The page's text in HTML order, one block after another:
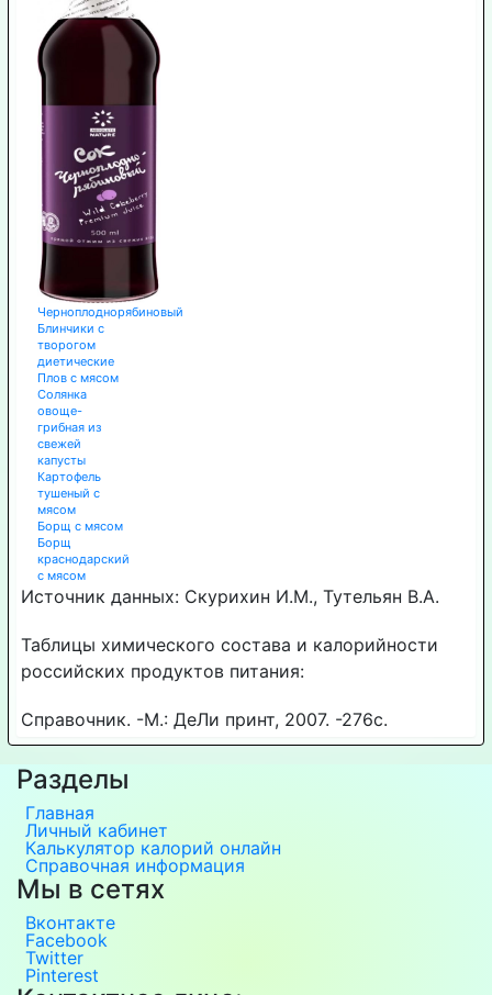
Черноплоднорябиновый
Блинчики с
творогом
диетические
Плов с мясом
Солянка
овоще-
грибная из
свежей
капусты
Картофель
тушеный с
мясом
Борщ с мясом
Борщ
краснодарский
с мясом
Источник данных: Скурихин И.М., Тутельян В.А.
Таблицы химического состава и калорийности
российских продуктов питания:
Справочник. -М.: ДеЛи принт, 2007. -276с.
Разделы
Главная
Личный кабинет
Калькулятор калорий онлайн
Справочная информация
Мы в сетях
Вконтакте
Facebook
Twitter
Pinterest